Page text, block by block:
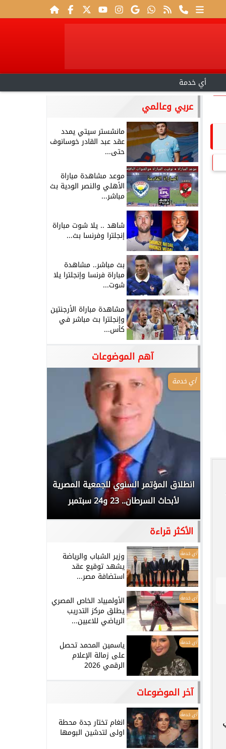
أي خدمة
عربي وعالمي
مانشستر سيتي يمدد
عقد عبد القادر خوسانوف
حتى...
موعد مشاهدة مباراة
الأهلي والنصر الودية بث
مباشر...
شاهد .. يلا شوت مباراة
إنجلترا وفرنسا بث...
بث مباشر.. مشاهدة
مباراة فرنسا وإنجلترا يلا
شوت...
مشاهدة مباراة الأرجنتين
وإنجلترا بث مباشر في
كأس...
آهم الموضوعات
أي خدمة
انطلاق المؤتمر السنوي للجمعية المصرية
لأبحاث السرطان.. 23 و24 سبتمبر
الأكثر قراءة
أي خدمة وزير الشباب والرياضة
يشهد توقيع عقد
استضافة مصر...
أي خدمة الأولمبياد الخاص المصري
يطلق مركز التدريب
الرياضي للاعبين...
أي خدمة ياسمين المحمد تحصل
على زمالة الإعلام
الرقمي 2026
آخر الموضوعات
أي خدمة
انغام تختار جدة محطة
اولى لتدشين البومها